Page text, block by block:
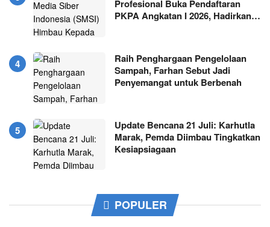
Profesional Buka Pendaftaran
PKPA Angkatan I 2026, Hadirkan…
Raih Penghargaan Pengelolaan
Sampah, Farhan Sebut Jadi
Penyemangat untuk Berbenah
Update Bencana 21 Juli: Karhutla
Marak, Pemda Diimbau Tingkatkan
Kesiapsiagaan
POPULER